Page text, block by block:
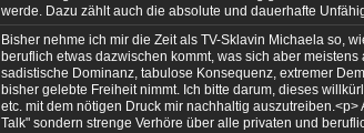
werde. Dazu zählt auch die absolute und dauerhafte
Bisher nehme ich mir die Zeit als TV-Sklavin Michaela so,
beruflich etwas dazwischen kommt, was sich aber
sadistische Dominanz, tabulose Konsequenz, extremer
bisher gelebte Freiheit nimmt. Ich bitte darum, dieses
etc. mit dem nötigen Druck mir nachhaltig
Talk" sondern strenge Verhöre über alle privaten und